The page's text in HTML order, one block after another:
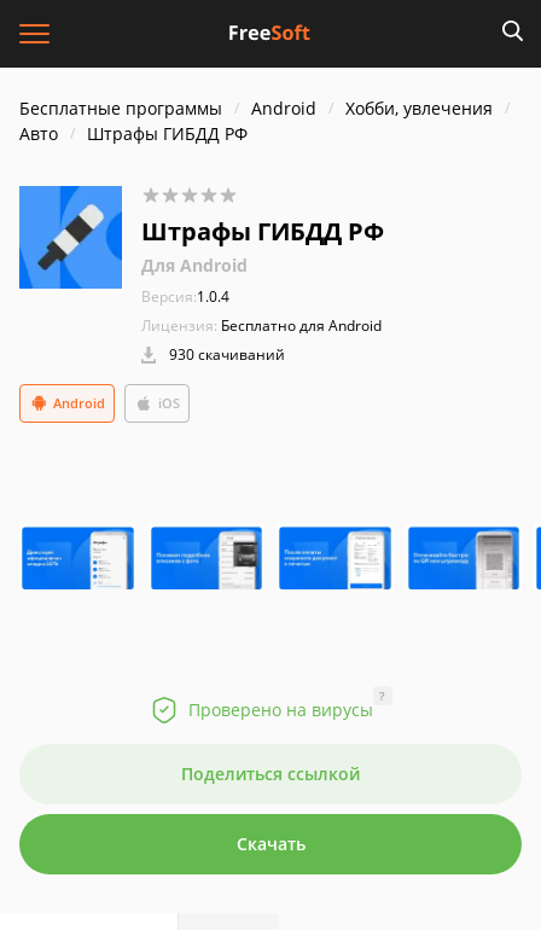
Бесплатные программы Android
Хобби, увлечения
Авто
Штрафы ГИБДД РФ
Штрафы ГИБДД РФ
Для Android
Версия:1.0.4
Лицензия: Бесплатно для Android
930 скачиваний
Android iOS
Проверено на вирусы
?
Поделиться ссылкой
Скачать